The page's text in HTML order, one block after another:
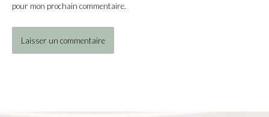
pour mon prochain commentaire.